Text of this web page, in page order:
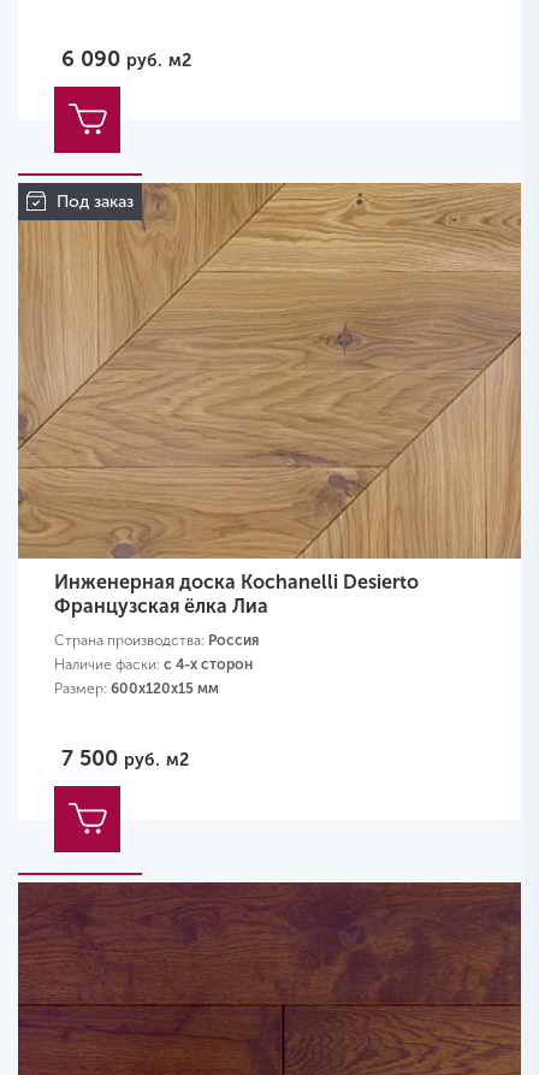
6 090 руб. м2
Под заказ
Инженерная доска Kochanelli Desierto
Французская ёлка Лиа
Страна производства: Россия
Наличие фаски: с 4-х сторон
Размер: 600х120х15 мм
7 500 руб. м2